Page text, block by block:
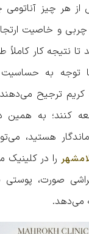
هر چیز آناتومی
و خاصیت
نتیجه کار کاملاً
توجه به حساسیت
کریم ترجیح
کنند؛ به همین
هستید،
را در کلینیک
صورت،
می‌دهد.